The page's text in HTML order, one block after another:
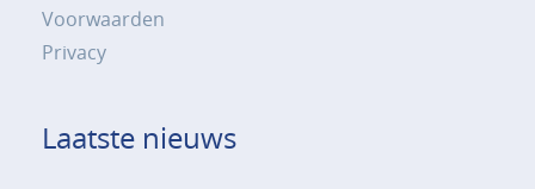
Voorwaarden
Privacy
Laatste nieuws